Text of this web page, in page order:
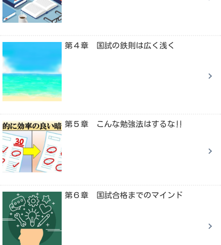
第４章 国試の鉄則は広く浅く
第５章 こんな勉強法はするな‼
第６章 国試合格までのマインド